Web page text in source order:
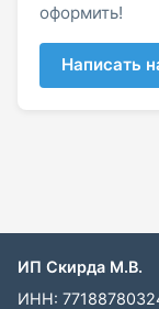
оформить!
Написать
ИП Скирда М.В.
ИНН: